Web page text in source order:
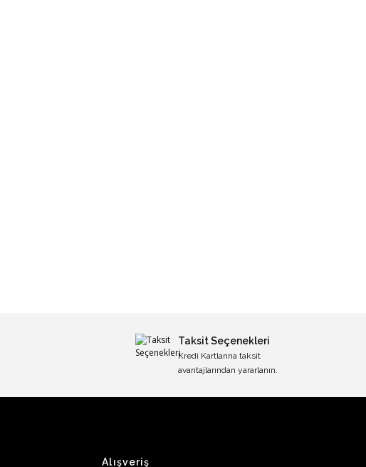
Taksit Seçenekleri
Kredi Kartlarına taksit
avantajlarından yararlanın.
Alışveriş